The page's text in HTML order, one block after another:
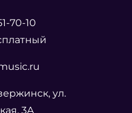
70-10
ул.
3А